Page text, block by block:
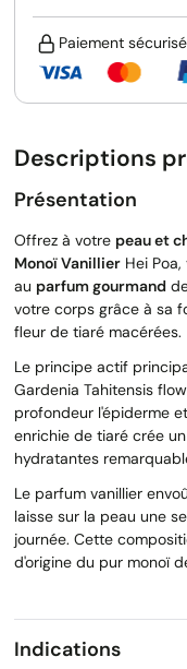
Paiement sécurisé
Descriptions
Présentation
Offrez à votre peau et
Monoï Vanillier Hei
au parfum gourmand
votre corps grâce à sa
fleur de tiaré macérées.
Le principe actif
Gardenia Tahitensis
profondeur l'épiderme
enrichie de tiaré crée
hydratantes
Le parfum vanillier
laisse sur la peau une
journée. Cette
d'origine du pur monoï
Indications